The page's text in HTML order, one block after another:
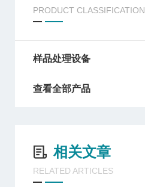
PRODUCT CLASSIFICATION
样品处理设备
查看全部产品
相关文章
RELATED ARTICLES